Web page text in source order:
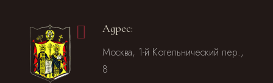
Адрес:
Москва, 1-й Котельнический пер.,
8